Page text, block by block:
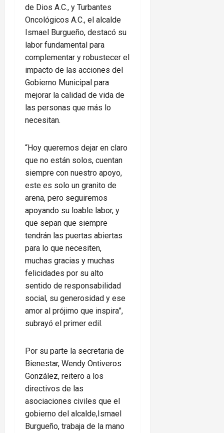
de Dios A.C., y Turbantes
Oncológicos A.C., el alcalde
Ismael Burgueño, destacó su
labor fundamental para
complementar y robustecer el
impacto de las acciones del
Gobierno Municipal para
mejorar la calidad de vida de
las personas que más lo
necesitan.
“Hoy queremos dejar en claro
que no están solos, cuentan
siempre con nuestro apoyo,
este es solo un granito de
arena, pero seguiremos
apoyando su loable labor, y
que sepan que siempre
tendrán las puertas abiertas
para lo que necesiten,
muchas gracias y muchas
felicidades por su alto
sentido de responsabilidad
social, su generosidad y ese
amor al prójimo que inspira”,
subrayó el primer edil.
Por su parte la secretaria de
Bienestar, Wendy Ontiveros
González, reitero a los
directivos de las
asociaciones civiles que el
gobierno del alcalde,Ismael
Burgueño, trabaja de la mano